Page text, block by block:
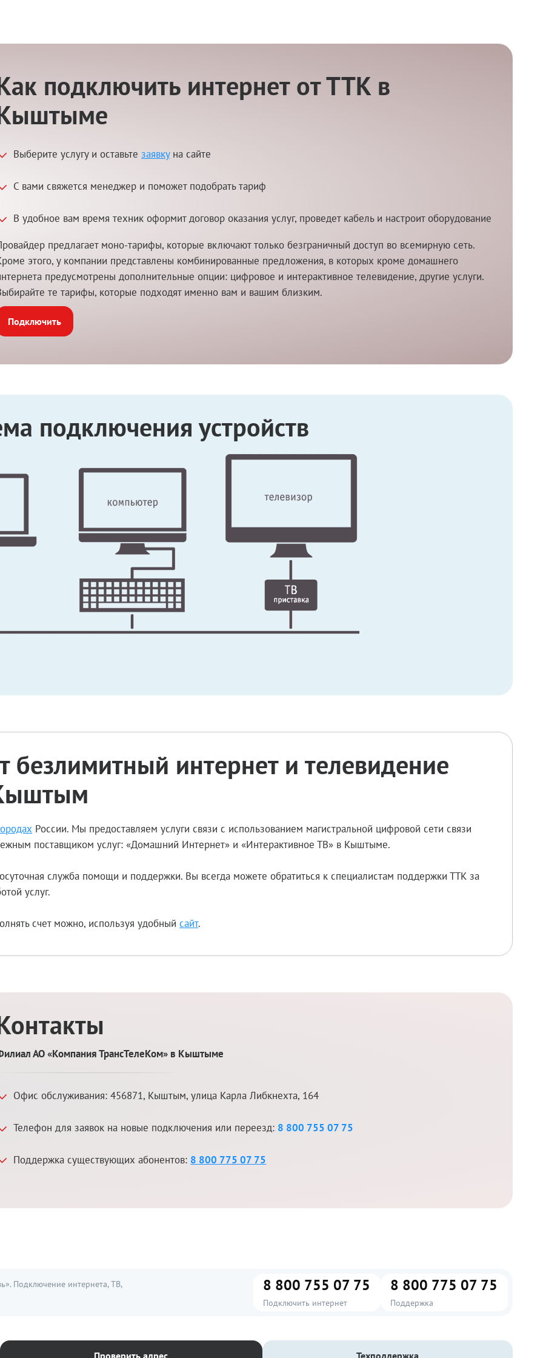
подключить интернет от ТТК в
Выберите услугу и оставьтезаявкуна сайте
С вами свяжется менеджер и поможет подобрать тариф
В удобное вам время техник оформит договор оказания услуг, проведет кабель и настроит оборудование
предлагает моно-тарифы, которые включают только безграничный доступ во всемирную сеть.
этого, у компании представлены комбинированные предложения, в которых кроме домашнего
предусмотрены дополнительные опции: цифровое и интерактивное телевидение, другие услуги.
те тарифы, которые подходят именно вам и вашим близким.
Подключить
подключения устройств
интернет и телевидение
России. Мы предоставляем услуги связи с использованием магистральной цифровой сети связи
поставщиком услуг: «Домашний Интернет» и «Интерактивное ТВ» в Кыштыме.
служба помощи и поддержки. Вы всегда можете обратиться к специалистам поддержки ТТК за
услуг.
счет можно, используя удобный сайт.
АО «Компания ТрансТелеКом» в Кыштыме
Офис обслуживания:456871, Кыштым,улица Карла Либкнехта, 164
Телефон для заявок на новые подключения или переезд: 8 800 755 07 75
Поддержка существующих абонентов: 8 800 775 07 75
Подключение интернета, ТВ, 8 800 755 07 75
Подключить интернет
8 800 775 07 75
Поддержка